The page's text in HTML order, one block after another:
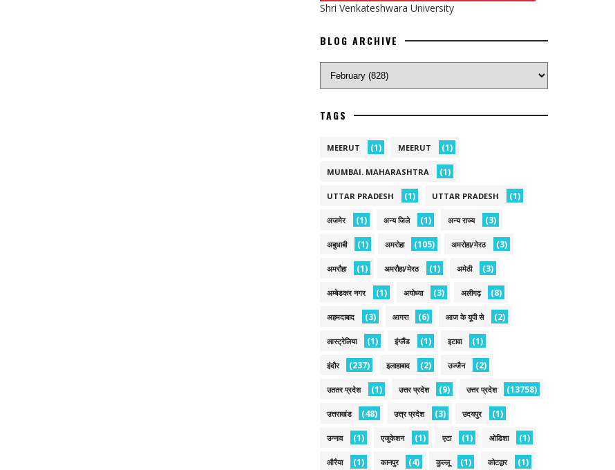
Shri Venkateshwara University
BLOG ARCHIVE
TAGS
MEERUT (1) MEERUT (1)
MUMBAI. MAHARASHTRA (1)
UTTAR PRADESH (1) UTTAR PRADESH (1)
अजमेर (1) अन्य जिले (1) अन्य राज्य (3)
अबुधाबी (1) अमरोहा (105) अमरोहा/मेरठ (3)
अमरौहा (1) अमरौहा/मेरठ (1) अमेठी (3)
अम्बेडकर नगर (1) अयोध्या (3) अलीगढ़ (8)
अहमदाबाद (3) आगरा (6) आज के यूपी से (2)
आस्ट्रेलिया (1) इंग्लैंड (1) इटावा (1)
इंदौर (237) इलाहाबाद (2) उज्जैन (2)
उततर प्रदेश (1) उत्तर प्रदेश (9) उत्तर प्रदेश (13758)
उत्तराखंड (48) उत्त्र प्रदेश (3) उदयपुर (1)
उन्नाव (1) एजुकेशन (1) एटा (1) ओडिशा (1)
औरैया (1) कानपुर (4) कुल्लू (1) कोटद्वार (1)